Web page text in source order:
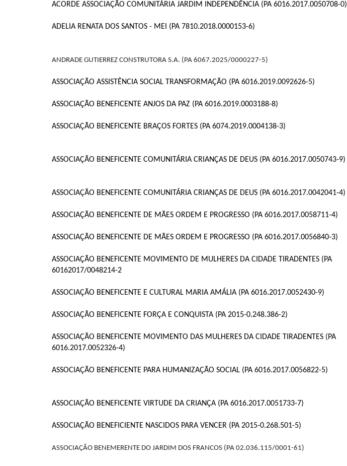
ACORDE ASSOCIAÇÃO COMUNITÁRIA JARDIM INDEPENDÊNCIA (PA 6016.2017.0050708-0)
ADELIA RENATA DOS SANTOS - MEI (PA 7810.2018.0000153-6)
ANDRADE GUTIERREZ CONSTRUTORA S.A. (PA 6067.2025/0000227-5)
ASSOCIAÇÃO ASSISTÊNCIA SOCIAL TRANSFORMAÇÃO (PA 6016.2019.0092626-5)
ASSOCIAÇÃO BENEFICENTE ANJOS DA PAZ (PA 6016.2019.0003188-8)
ASSOCIAÇÃO BENEFICENTE BRAÇOS FORTES (PA 6074.2019.0004138-3)
ASSOCIAÇÃO BENEFICENTE COMUNITÁRIA CRIANÇAS DE DEUS (PA 6016.2017.0050743-9)
ASSOCIAÇÃO BENEFICENTE COMUNITÁRIA CRIANÇAS DE DEUS (PA 6016.2017.0042041-4)
ASSOCIAÇÃO BENEFICENTE DE MÃES ORDEM E PROGRESSO (PA 6016.2017.0058711-4)
ASSOCIAÇÃO BENEFICENTE DE MÃES ORDEM E PROGRESSO (PA 6016.2017.0056840-3)
ASSOCIAÇÃO BENEFICENTE MOVIMENTO DE MULHERES DA CIDADE TIRADENTES (PA
60162017/0048214-2
ASSOCIAÇÃO BENEFICENTE E CULTURAL MARIA AMÁLIA (PA 6016.2017.0052430-9)
ASSOCIAÇÃO BENEFICENTE FORÇA E CONQUISTA (PA 2015-0.248.386-2)
ASSOCIAÇÃO BENEFICENTE MOVIMENTO DAS MULHERES DA CIDADE TIRADENTES (PA
6016.2017.0052326-4)
ASSOCIAÇÃO BENEFICENTE PARA HUMANIZAÇÃO SOCIAL (PA 6016.2017.0056822-5)
ASSOCIAÇÃO BENEFICENTE VIRTUDE DA CRIANÇA (PA 6016.2017.0051733-7)
ASSOCIAÇÃO BENEFICIENTE NASCIDOS PARA VENCER (PA 2015-0.268.501-5)
ASSOCIAÇÃO BENEMERENTE DO JARDIM DOS FRANCOS (PA 02.036.115/0001-61)